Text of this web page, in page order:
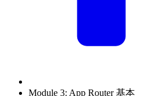
Module 3: App Router 基本